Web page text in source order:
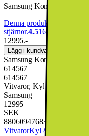
Samsung Kombiskåp
Denna produkt har blivit
stjärnor.4.5169
12995.-
Lägg i kundvagn
Samsung Kombiskåp
614567
614567
Vitvaror, Kyl & Frys, Kyl &
Samsung
12995
SEK
8806094768374
VitvarorKyl & Frys